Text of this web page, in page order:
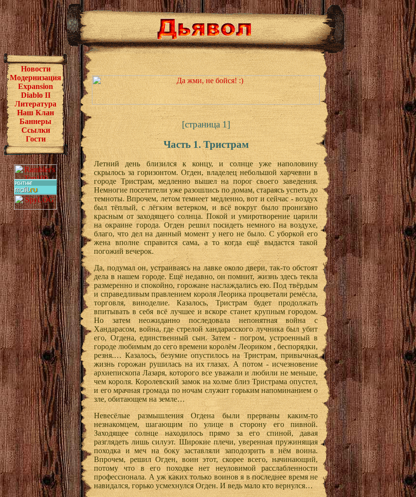
Новости
Модернизация
Expansion
Diablo II
Литература
Наш Клан
Баннеры
Ссылки
Гости
[страница 1]
Часть 1. Тристрам
Летний день близился к концу, и солнце уже наполовину
скрылось за горизонтом. Огден, владелец небольшой харчевни в
городе Тристрам, медленно вышел на порог своего заведения.
Немногие посетители уже разошлись по домам, стараясь успеть до
темноты. Впрочем, летом темнеет медленно, вот и сейчас - воздух
был тёплый, с лёгким ветерком, и всё вокруг было пронизано
красным от заходящего солнца. Покой и умиротворение царили
на окраине города. Огден решил посидеть немного на воздухе,
благо, что дел на данный момент у него не было. С уборкой его
жена вполне справится сама, а то когда ещё выдастся такой
погожий вечерок.
Да, подумал он, устраиваясь на лавке около двери, так-то обстоят
дела в нашем городе. Ещё недавно, он помнит, жизнь здесь текла
размеренно и спокойно, горожане наслаждались ею. Под твёрдым
и справедливым правлением короля Леорика процветали ремёсла,
торговля, виноделие. Казалось, Тристрам будет продолжать
впитывать в себя всё лучшее и вскоре станет крупным городом.
Но затем неожиданно последовала непонятная война с
Хандарасом, война, где стрелой хандарасского лучника был убит
его, Огдена, единственный сын. Затем - погром, устроенный в
городе любимым до сего времени королём Леориком , беспорядки,
резня.… Казалось, безумие опустилось на Тристрам, привычная
жизнь горожан рушилась на их глазах. А потом - исчезновение
архиепископа Лазаря, которого все уважали и любили не меньше,
чем короля. Королевский замок на холме близ Тристрама опустел,
и его мрачная громада по ночам служит горьким напоминанием о
зле, обитающем на земле…
Невесёлые размышления Огдена были прерваны каким-то
незнакомцем, шагающим по улице в сторону его пивной.
Заходящее солнце находилось прямо за его спиной, давая
разглядеть лишь силуэт. Широкие плечи, уверенная пружинящая
походка и меч на боку заставляли заподозрить в нём воина.
Впрочем, решил Огден, воин этот, скорее всего, начинающий,
потому что в его походке нет неуловимой расслабленности
профессионала. А уж каких только воинов я в последнее время не
навидался, горько усмехнулся Огден. И ведь мало кто вернулся…